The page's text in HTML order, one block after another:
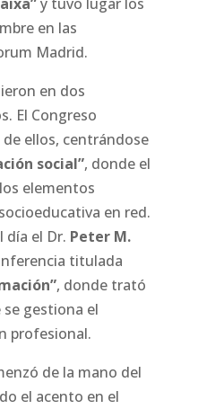
en las
Madrid.
en dos
El Congreso
ellos, centrándose
social”, donde el
elementos
en red.
día el Dr. Peter M.
titulada
, donde trató
gestiona el
profesional.
de la mano del
el acento en el